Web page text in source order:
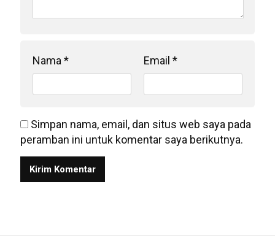
Nama * Email *
Simpan nama, email, dan situs web saya pada
peramban ini untuk komentar saya berikutnya.